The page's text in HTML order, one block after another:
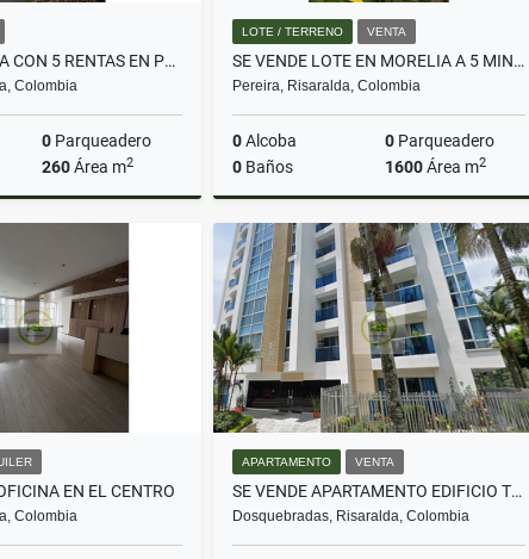
SE VENDE CASA CON 5 RENTAS EN PEREIRA
Colombia
0 Parqueadero
260Área m2
LOTE / TERRENO VENTA
SE VENDE LOTE EN MORELIA A 5 MINUTOS DE LA IGLESIA
Pereira, Risaralda, Colombia
0Alcoba 0 Parqueadero
0 Baños 1600Área m2
Venta
$275.000.000
EN EL CENTRO
Colombia
APARTAMENTO VENTA
SE VENDE APARTAMENTO EDIFICIO TRIVENTO
Dosquebradas, Risaralda, Colombia